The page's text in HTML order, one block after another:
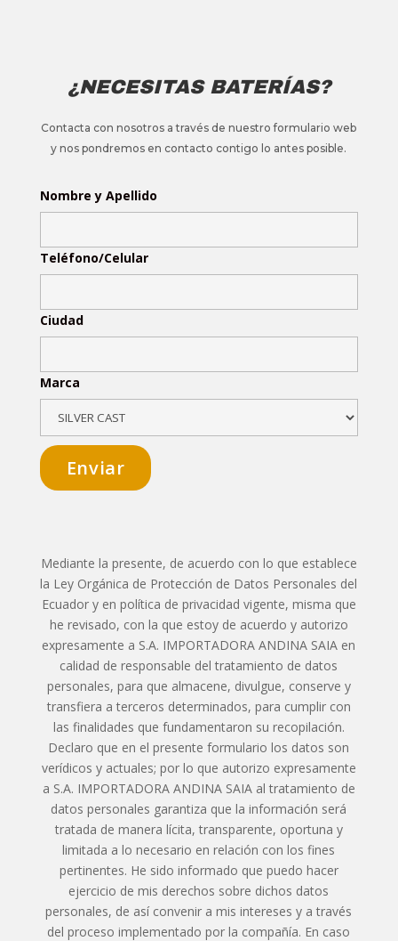
¿NECESITAS BATERÍAS?
Contacta con nosotros a través de nuestro formulario web
y nos pondremos en contacto contigo lo antes posible.
Nombre y Apellido
Teléfono/Celular
Ciudad
Marca
Mediante la presente, de acuerdo con lo que establece
la Ley Orgánica de Protección de Datos Personales del
Ecuador y en política de privacidad vigente, misma que
he revisado, con la que estoy de acuerdo y autorizo
expresamente a S.A. IMPORTADORA ANDINA SAIA en
calidad de responsable del tratamiento de datos
personales, para que almacene, divulgue, conserve y
transfiera a terceros determinados, para cumplir con
las finalidades que fundamentaron su recopilación.
Declaro que en el presente formulario los datos son
verídicos y actuales; por lo que autorizo expresamente
a S.A. IMPORTADORA ANDINA SAIA al tratamiento de
datos personales garantiza que la información será
tratada de manera lícita, transparente, oportuna y
limitada a lo necesario en relación con los fines
pertinentes. He sido informado que puedo hacer
ejercicio de mis derechos sobre dichos datos
personales, de así convenir a mis intereses y a través
del proceso implementado por la compañía. En caso